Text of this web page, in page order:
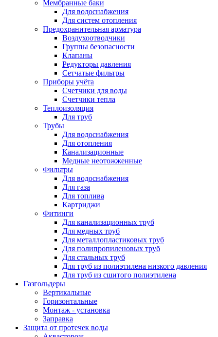
Мембранные баки
Для водоснабжения
Для систем отопления
Предохранительная арматура
Воздухоотводчики
Группы безопасности
Клапаны
Редукторы давления
Сетчатые фильтры
Приборы учёта
Счетчики для воды
Счетчики тепла
Теплоизоляция
Для труб
Трубы
Для водоснабжения
Для отопления
Канализационные
Медные неотожженные
Фильтры
Для водоснабжения
Для газа
Для топлива
Картриджи
Фитинги
Для канализационных труб
Для медных труб
Для металлопластиковых труб
Для полипропиленовых труб
Для стальных труб
Для труб из полиэтилена низкого давления
Для труб из сшитого полиэтилена
Газгольдеры
Вертикальные
Горизонтальные
Монтаж - установка
Заправка
Защита от протечек воды